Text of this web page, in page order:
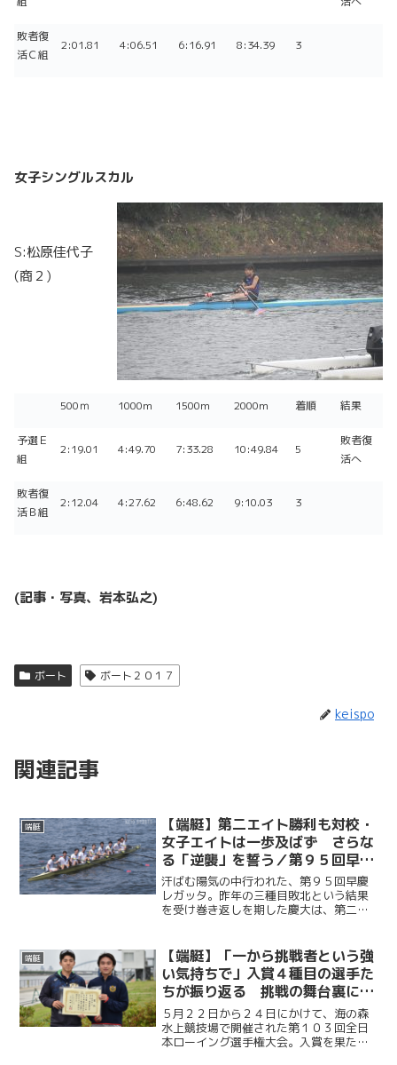
敗者復
活Ｃ組
2:01.81 4:06.51 6:16.91 8:34.39 3
女子シングルスカル
S:松原佳代子
(商２)
500ｍ 1000m 1500m 2000m 着順 結果
予選Ｅ
組
2:19.01 4:49.70 7:33.28 10:49.84 5
敗者復
活へ
敗者復
活Ｂ組
2:12.04 4:27.62 6:48.62 9:10.03 3
(記事・写真、岩本弘之)
ボート ボート２０１７
keispo
関連記事
端艇
【端艇】第二エイト勝利も対校・
女子エイトは一歩及ばず さらな
る「逆襲」を誓う／第９５回早慶
レガッタ
汗ばむ陽気の中行われた、第９５回早慶
レガッタ。昨年の三種目敗北という結果
を受け巻き返しを期した慶大は、第二エ
襲」へ向け、さらなる努力を誓った。
端艇
【端艇】「一から挑戦者という強
い気持ちで」入賞４種目の選手た
ちが振り返る 挑戦の舞台裏に込
めた思い／第１０３回全日本ロー
イング選手権大会
５月２２日から２４日にかけて、海の森
水上競技場で開催された第１０３回全日
本ローイング選手権大会。入賞を果たし